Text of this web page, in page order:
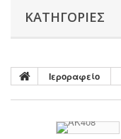
ΚΑΤΗΓΟΡΊΕΣ
Ιεροραφείο